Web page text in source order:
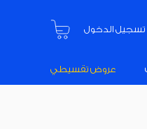
تسجيل الدخول
عروض تقسيطي